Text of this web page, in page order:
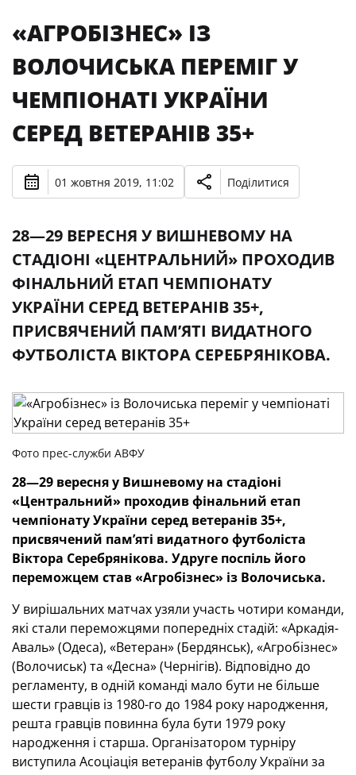
«АГРОБІЗНЕС» ІЗ
ВОЛОЧИСЬКА ПЕРЕМІГ У
ЧЕМПІОНАТІ УКРАЇНИ
СЕРЕД ВЕТЕРАНІВ 35+
01 жовтня 2019, 11:02 Поділитися
28—29 ВЕРЕСНЯ У ВИШНЕВОМУ НА
СТАДІОНІ «ЦЕНТРАЛЬНИЙ» ПРОХОДИВ
ФІНАЛЬНИЙ ЕТАП ЧЕМПІОНАТУ
УКРАЇНИ СЕРЕД ВЕТЕРАНІВ 35+,
ПРИСВЯЧЕНИЙ ПАМ’ЯТІ ВИДАТНОГО
ФУТБОЛІСТА ВІКТОРА СЕРЕБРЯНІКОВА.
Фото прес-служби АВФУ
28—29 вересня у Вишневому на стадіоні
«Центральний» проходив фінальний етап
чемпіонату України серед ветеранів 35+,
присвячений пам’яті видатного футболіста
Віктора Серебрянікова. Удруге поспіль його
переможцем став «Агробізнес» із Волочиська.
У вирішальних матчах узяли участь чотири команди,
які стали переможцями попередніх стадій: «Аркадія-
Аваль» (Одеса), «Ветеран» (Бердянськ), «Агробізнес»
(Волочиськ) та «Десна» (Чернігів). Відповідно до
регламенту, в одній команді мало бути не більше
шести гравців із 1980-го до 1984 року народження,
решта гравців повинна була бути 1979 року
народження і старша. Організатором турніру
виступила Асоціація ветеранів футболу України за